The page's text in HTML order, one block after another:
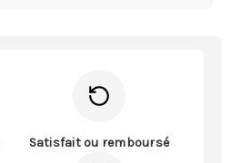
Satisfait ou remboursé